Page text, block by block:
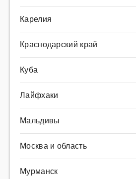
Карелия
Краснодарский край
Куба
Лайфхаки
Мальдивы
Москва и область
Мурманск